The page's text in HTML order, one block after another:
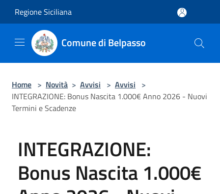
Regione Siciliana
Comune di Belpasso
Home > Novità > Avvisi > Avvisi >
INTEGRAZIONE: Bonus Nascita 1.000€ Anno 2026 - Nuovi
Termini e Scadenze
INTEGRAZIONE:
Bonus Nascita 1.000€